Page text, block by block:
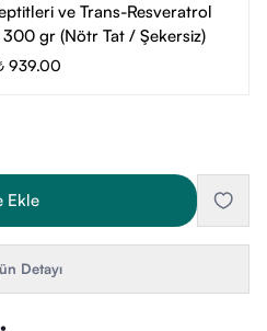
ve Trans-Resveratrol
gr (Nötr Tat / Şekersiz)
939.00
Ekle
Detayı